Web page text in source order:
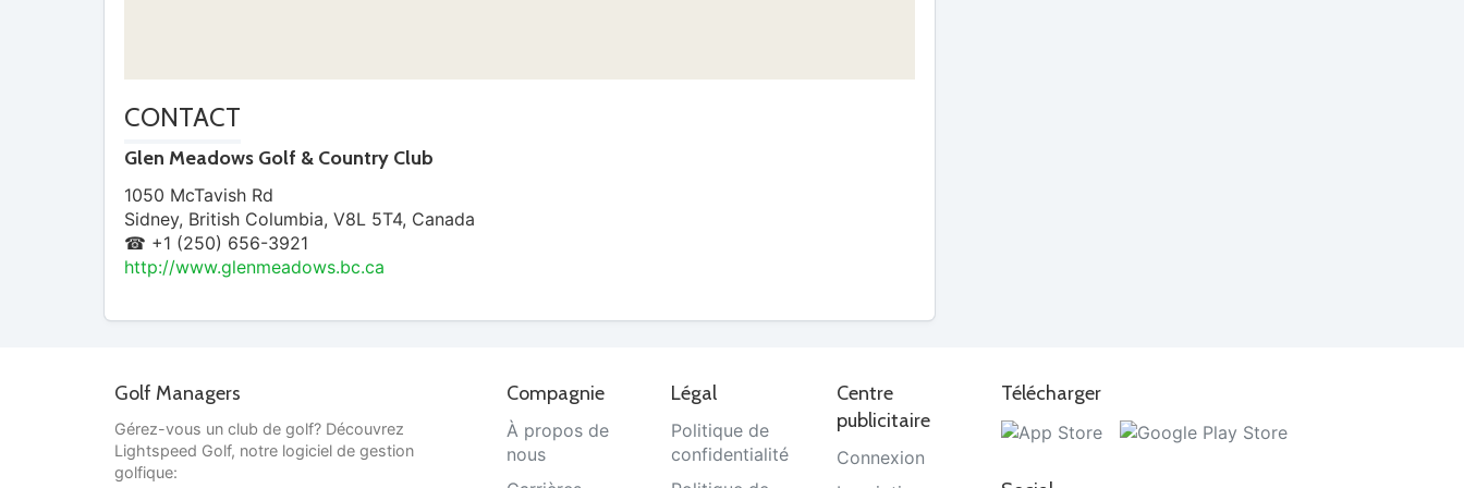
CONTACT
Glen Meadows Golf & Country Club
1050 McTavish Rd
Sidney, British Columbia, V8L 5T4, Canada
☎ +1 (250) 656-3921
http://www.glenmeadows.bc.ca
Golf Managers
Gérez-vous un club de golf? Découvrez
Lightspeed Golf, notre logiciel de gestion
golfique:
Compagnie
À propos de
nous
Légal
Politique de
confidentialité
Centre
publicitaire
Connexion
Télécharger